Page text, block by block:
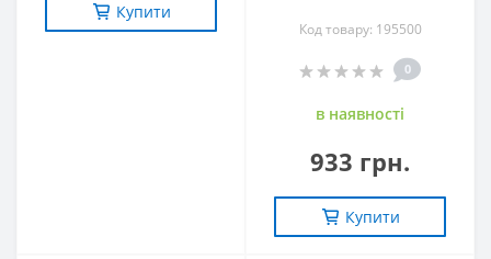
Купити
Код товару: 195500
0
в наявностi
933 грн.
Купити